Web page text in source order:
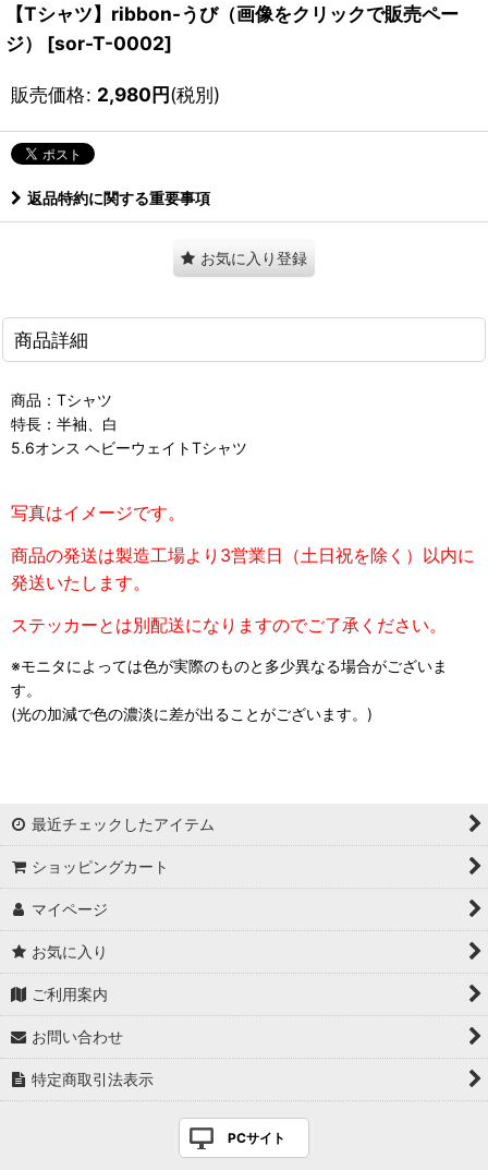
【Tシャツ】ribbon-うび（画像をクリックで販売ペー
ジ）
[sor-T-0002]
販売価格: 2,980円(税別)
返品特約に関する重要事項
お気に入り登録
商品詳細
商品：Tシャツ
特長：半袖、白
5.6オンス ヘビーウェイトTシャツ
写真はイメージです。
商品の発送は製造工場より3営業日（土日祝を除く）以内に
発送いたします。
ステッカーとは別配送になりますのでご了承ください。
※モニタによっては色が実際のものと多少異なる場合がございま
す。
(光の加減で色の濃淡に差が出ることがございます。)
最近チェックしたアイテム
ショッピングカート
マイページ
お気に入り
ご利用案内
お問い合わせ
特定商取引法表示
PCサイト